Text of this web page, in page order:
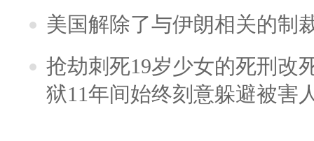
美国解除了与伊朗相关的制
抢劫刺死19岁少女的死刑改
狱11年间始终刻意躲避被害